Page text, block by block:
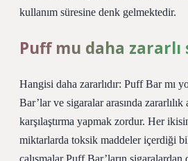
kullanım süresine denk gelmektedir.
Puff mu daha zararlı
Hangisi daha zararlıdır: Puff Bar mı
Bar’lar ve sigaralar arasında zararlılık
karşılaştırma yapmak zordur. Her
miktarlarda toksik maddeler içerdiği
çalışmalar Puff Bar’ların sigaralardan